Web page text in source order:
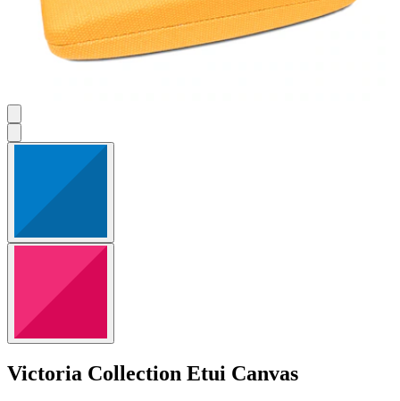
Victoria Collection Etui Canvas